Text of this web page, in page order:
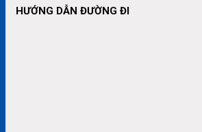
HƯỚNG DẪN ĐƯỜNG ĐI